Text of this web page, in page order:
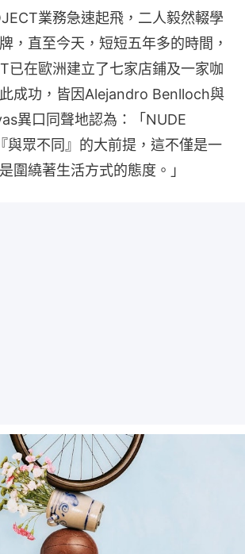
業務急速起飛，二人毅然輟學
，直至今天，短短五年多的時間，
已在歐洲建立了七家店鋪及一家咖
成功，皆因Alejandro Benlloch與
異口同聲地認為：「NUDE
與眾不同』的大前提，這不僅是一
圍繞著生活方式的態度。」